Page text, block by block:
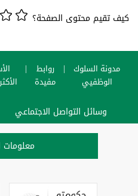
كيف تقيم محتوى الصفحة؟
مدونة السلوك
الوظفيي
روابط
مفيدة
وسائل التواصل الاجتماعي
معلومات